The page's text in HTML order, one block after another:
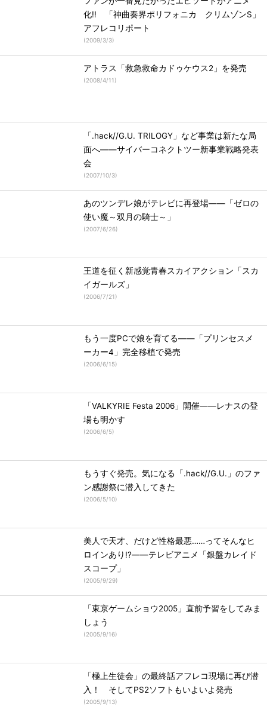
化!! 「神曲奏界ポリフォニカ クリムゾンS」
アフレコリポート
(2009/3/3)
アトラス「救急救命カドゥケウス2」を発売
(2008/4/11)
「.hack//G.U. TRILOGY」など事業は新たな局
面へ――サイバーコネクトツー新事業戦略発表
会
(2007/10/3)
あのツンデレ娘がテレビに再登場――「ゼロの
使い魔～双月の騎士～」
(2007/6/26)
王道を征く新感覚青春スカイアクション「スカ
イガールズ」
(2006/7/21)
もう一度PCで娘を育てる――「プリンセスメ
ーカー4」完全移植で発売
(2006/6/15)
「VALKYRIE Festa 2006」開催――レナスの登
場も明かす
(2006/6/5)
もうすぐ発売。気になる「.hack//G.U.」のファ
ン感謝祭に潜入してきた
(2006/5/10)
美人で天才、だけど性格最悪……ってそんなヒ
ロインあり!?――テレビアニメ「銀盤カレイド
スコープ」
(2005/9/29)
「東京ゲームショウ2005」直前予習をしてみま
しょう
(2005/9/16)
「極上生徒会」の最終話アフレコ現場に再び潜
入！ そしてPS2ソフトもいよいよ発売
(2005/9/13)